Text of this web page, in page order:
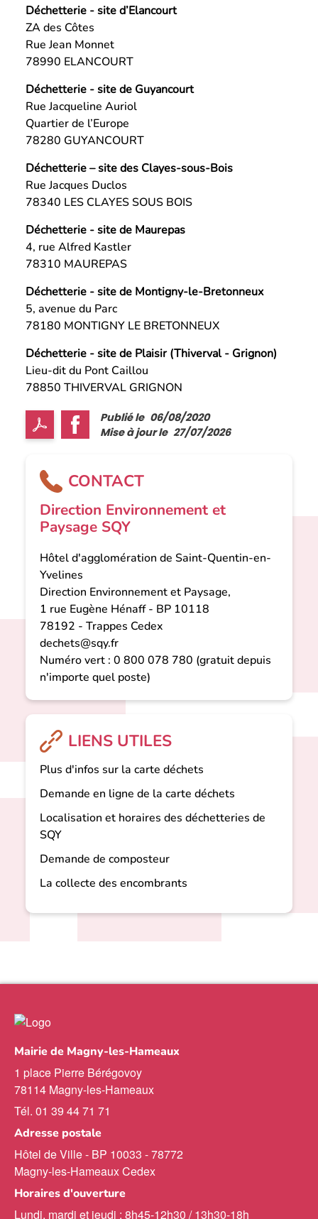
Déchetterie - site d’Elancourt
ZA des Côtes
Rue Jean Monnet
78990 ELANCOURT
Déchetterie - site de Guyancourt
Rue Jacqueline Auriol
Quartier de l’Europe
78280 GUYANCOURT
Déchetterie – site des Clayes-sous-Bois
Rue Jacques Duclos
78340 LES CLAYES SOUS BOIS
Déchetterie - site de Maurepas
4, rue Alfred Kastler
78310 MAUREPAS
Déchetterie - site de Montigny-le-Bretonneux
5, avenue du Parc
78180 MONTIGNY LE BRETONNEUX
Déchetterie - site de Plaisir (Thiverval - Grignon)
Lieu-dit du Pont Caillou
78850 THIVERVAL GRIGNON
Publié le 06/08/2020
Mise à jour le 27/07/2026
CONTACT
Direction Environnement et
Paysage SQY
Hôtel d'agglomération de Saint-Quentin-en-
Yvelines
Direction Environnement et Paysage,
1 rue Eugène Hénaff - BP 10118
78192 - Trappes Cedex
dechets@sqy.fr
Numéro vert : 0 800 078 780 (gratuit depuis
n'importe quel poste)
LIENS UTILES
Plus d'infos sur la carte déchets
Demande en ligne de la carte déchets
Localisation et horaires des déchetteries de
SQY
Demande de composteur
La collecte des encombrants
Mairie de Magny-les-Hameaux
1 place Pierre Bérégovoy
78114 Magny-les-Hameaux
Tél. 01 39 44 71 71
Adresse postale
Hôtel de Ville - BP 10033 - 78772
Magny-les-Hameaux Cedex
Horaires d'ouverture
Lundi, mardi et jeudi : 8h45-12h30 / 13h30-18h